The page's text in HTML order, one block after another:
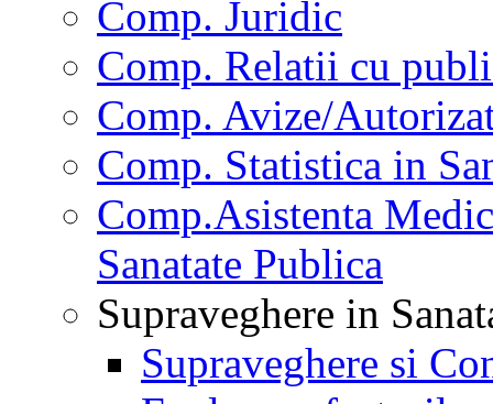
Comp. Juridic
Comp. Relatii cu
Comp. Avize/
Comp. Statistica in
Comp.Asistenta
Sanatate Publica
Supraveghere in
Supraveghere si